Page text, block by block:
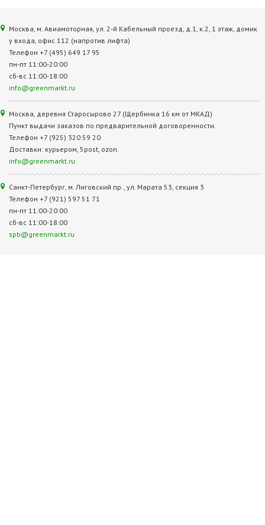
Москва, м. Авиамоторная, ул. 2‑й Кабельный проезд, д.1, к.2, 1 этаж, домик
у входа, офис 112 (напротив лифта)
Телефон +7 (495) 649 17 95
пн-пт 11:00-20:00
сб-вс 11:00-18:00
info@greenmarkt.ru
Москва, деревня Старосырово 27 (Щербинка 16 км от МКАД)
Пункт выдачи заказов по предварительной договоренности.
Телефон +7 (925) 320 59 20
Доставки: курьером, 5post, ozon.
info@greenmarkt.ru
Санкт-Петербург, м. Лиговский пр., ул. Марата 53, секция 3
Телефон +7 (921) 597 51 71
пн-пт 11:00-20:00
сб-вс 11:00-18:00
spb@greenmarkt.ru